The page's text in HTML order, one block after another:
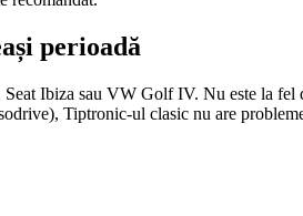
perioadă
Ibiza sau VW Golf IV. Nu este la
Tiptronic-ul clasic nu are